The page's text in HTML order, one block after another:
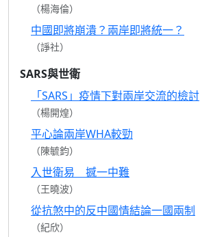
（楊海倫）
中國即將崩潰？兩岸即將統一？
（諍社）
SARS與世衛
「SARS」疫情下對兩岸交流的檢討
（楊開煌）
平心論兩岸WHA較勁
（陳毓鈞）
入世衛易 撼一中難
（王曉波）
從抗煞中的反中國情結論一國兩制
（紀欣）